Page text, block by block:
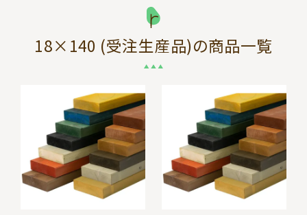
18×140 (受注生産品)の商品一覧